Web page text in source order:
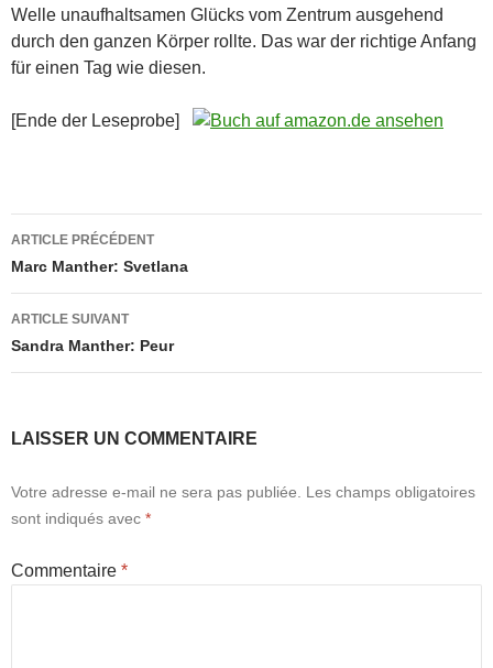
Welle unaufhaltsamen Glücks vom Zentrum ausgehend
durch den ganzen Körper rollte. Das war der richtige Anfang
für einen Tag wie diesen.
[Ende der Leseprobe]
Navigation
des
articles
ARTICLE PRÉCÉDENT
Marc Manther: Svetlana
ARTICLE SUIVANT
Sandra Manther: Peur
LAISSER UN COMMENTAIRE
Votre adresse e-mail ne sera pas publiée. Les champs obligatoires
sont indiqués avec *
Commentaire *